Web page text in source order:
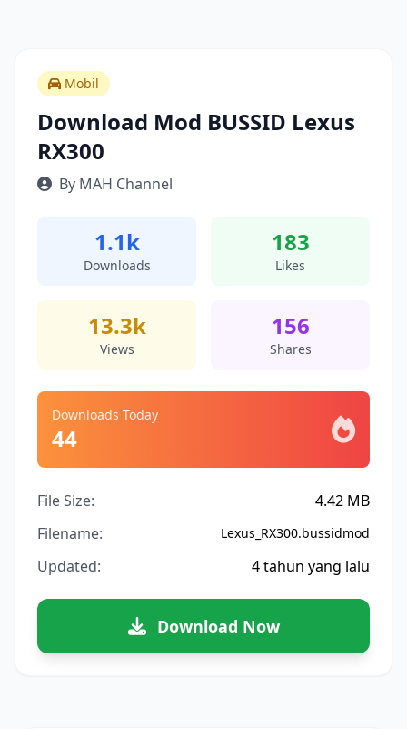
Mobil
Download Mod BUSSID Lexus
RX300
By MAH Channel
1.1k
Downloads
183
Likes
13.3k
Views
156
Shares
Downloads Today
44
File Size:
4.42 MB
Filename:
Lexus_RX300.bussidmod
Updated: 4 tahun yang lalu
Download Now